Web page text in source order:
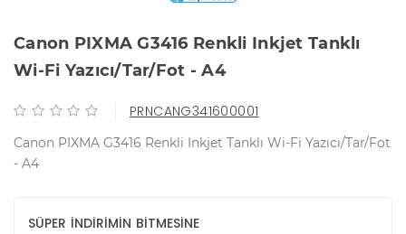
Canon PIXMA G3416 Renkli Inkjet Tanklı
Wi-Fi Yazıcı/Tar/Fot - A4
PRNCANG341600001
Canon PIXMA G3416 Renkli Inkjet Tanklı Wi-Fi Yazıcı/Tar/Fot
- A4
SÜPER İNDİRİMİN BİTMESİNE